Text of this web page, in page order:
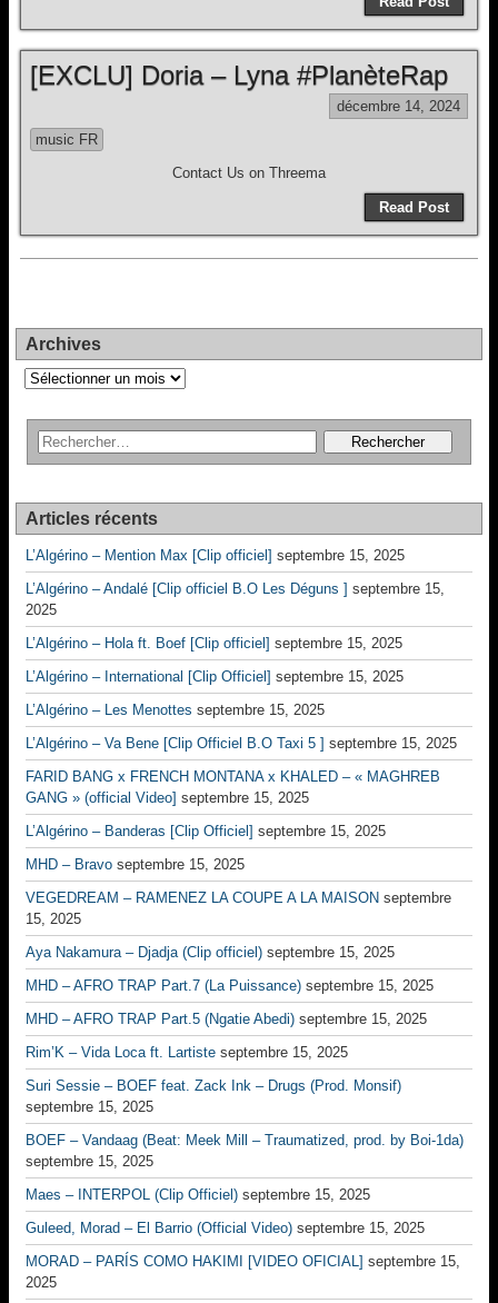
[EXCLU] Doria – Lyna #PlanèteRap
décembre 14, 2024
music FR
Contact Us on Threema
Read Post
Archives
Archives
Articles récents
L’Algérino – Mention Max [Clip officiel] septembre 15, 2025
L’Algérino – Andalé [Clip officiel B.O Les Déguns ] septembre 15,
2025
L’Algérino – Hola ft. Boef [Clip officiel] septembre 15, 2025
L’Algérino – International [Clip Officiel] septembre 15, 2025
L’Algérino – Les Menottes septembre 15, 2025
L’Algérino – Va Bene [Clip Officiel B.O Taxi 5 ] septembre 15, 2025
FARID BANG x FRENCH MONTANA x KHALED – « MAGHREB
GANG » (official Video] septembre 15, 2025
L’Algérino – Banderas [Clip Officiel] septembre 15, 2025
MHD – Bravo septembre 15, 2025
VEGEDREAM – RAMENEZ LA COUPE A LA MAISON septembre
15, 2025
Aya Nakamura – Djadja (Clip officiel) septembre 15, 2025
MHD – AFRO TRAP Part.7 (La Puissance) septembre 15, 2025
MHD – AFRO TRAP Part.5 (Ngatie Abedi) septembre 15, 2025
Rim’K – Vida Loca ft. Lartiste septembre 15, 2025
Suri Sessie – BOEF feat. Zack Ink – Drugs (Prod. Monsif)
septembre 15, 2025
BOEF – Vandaag (Beat: Meek Mill – Traumatized, prod. by Boi-1da)
septembre 15, 2025
Maes – INTERPOL (Clip Officiel) septembre 15, 2025
Guleed, Morad – El Barrio (Official Video) septembre 15, 2025
MORAD – PARÍS COMO HAKIMI [VIDEO OFICIAL] septembre 15,
2025